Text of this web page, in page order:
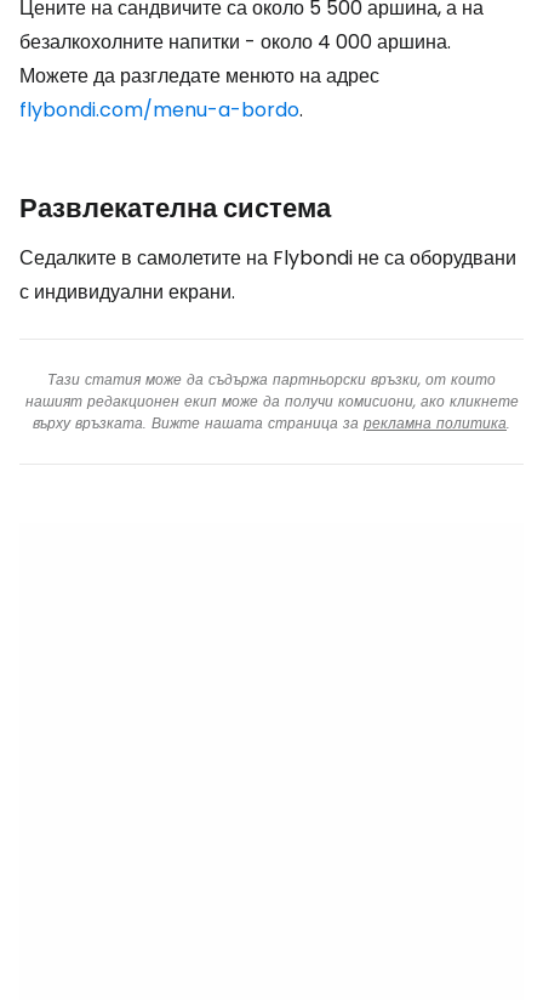
Цените на сандвичите са около 5 500 аршина, а на
безалкохолните напитки - около 4 000 аршина.
Можете да разгледате менюто на адрес
flybondi.com/menu-a-bordo.
Развлекателна система
Седалките в самолетите на Flybondi не са оборудвани
с индивидуални екрани.
Тази статия може да съдържа партньорски връзки, от които
нашият редакционен екип може да получи комисиони, ако кликнете
върху връзката. Вижте нашата страница за рекламна политика.